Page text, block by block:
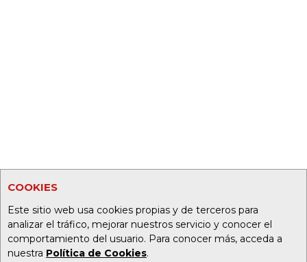
COOKIES
Este sitio web usa cookies propias y de terceros para
analizar el tráfico, mejorar nuestros servicio y conocer el
comportamiento del usuario. Para conocer más, acceda a
nuestra Política de Cookies.